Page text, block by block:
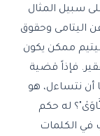
سبيل المثال
وحقوق
ممكن يكون
فإذاً قضية
أن نتساءل، هو
له حكم
في الكلمات